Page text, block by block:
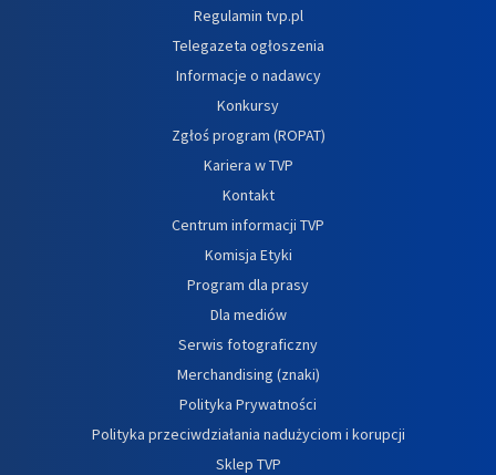
Regulamin tvp.pl
Telegazeta ogłoszenia
Informacje o nadawcy
Konkursy
Zgłoś program (ROPAT)
Kariera w TVP
Kontakt
Centrum informacji TVP
Komisja Etyki
Program dla prasy
Dla mediów
Serwis fotograficzny
Merchandising (znaki)
Polityka Prywatności
Polityka przeciwdziałania nadużyciom i korupcji
Sklep TVP